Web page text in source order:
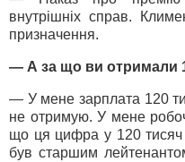
внутрішніх справ.
призначення.
— А за що ви отримали
— У мене зарплата 120
не отримую. У мене
що ця цифра у 120
був старшим